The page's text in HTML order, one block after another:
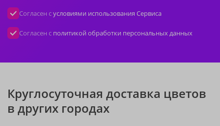
Согласен сусловиями использования Сервиса
Согласен с политикой обработки персональных данных
Круглосуточная доставка цветов
в других городах